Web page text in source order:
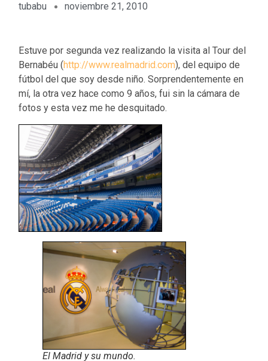
tubabu noviembre 21, 2010
Estuve por segunda vez realizando la visita al Tour del
Bernabéu (http://www.realmadrid.com), del equipo de
fútbol del que soy desde niño. Sorprendentemente en
mí, la otra vez hace como 9 años, fui sin la cámara de
fotos y esta vez me he desquitado.
El Madrid y su mundo.